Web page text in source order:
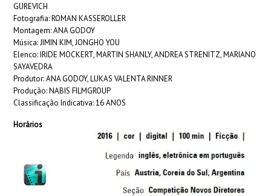
GUREVICH
Fotografia: ROMAN KASSEROLLER
Montagem: ANA GODOY
Música: JIMIN KIM, JONGHO YOU
Elenco: IRIDE MOCKERT, MARTIN SHANLY, ANDREA STRENITZ, MARIANO
SAYAVEDRA
Produtor: ANA GODOY, LUKAS VALENTA RINNER
Produção: NABIS FILMGROUP
Classificação Indicativa: 16 ANOS
Horários